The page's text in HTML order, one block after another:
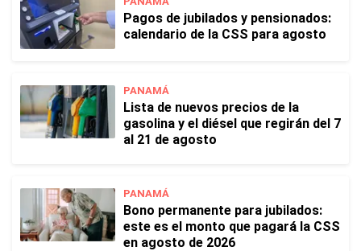
Pagos de jubilados y pensionados:
calendario de la CSS para agosto
PANAMÁ
Lista de nuevos precios de la
gasolina y el diésel que regirán del 7
al 21 de agosto
PANAMÁ
Bono permanente para jubilados:
este es el monto que pagará la CSS
en agosto de 2026